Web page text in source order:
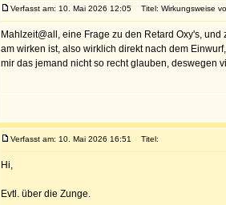
Verfasst am: 10. Mai 2026 12:05 Titel: Wirkungsweise
Mahlzeit@all, eine Frage zu den Retard Oxy's,
am wirken ist, also wirklich direkt nach dem
mir das jemand nicht so recht glauben, deswegen
Verfasst am: 10. Mai 2026 16:51 Titel:
Hi,
Evtl. über die Zunge.